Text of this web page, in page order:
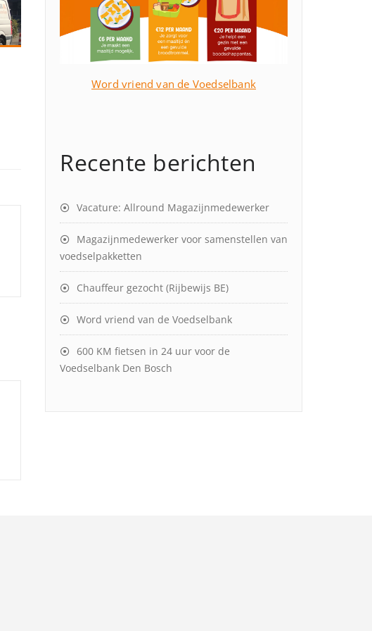
Word vriend van de Voedselbank
Recente berichten
Vacature: Allround Magazijnmedewerker
Magazijnmedewerker voor samenstellen van
voedselpakketten
Chauffeur gezocht (Rijbewijs BE)
Word vriend van de Voedselbank
600 KM fietsen in 24 uur voor de
Voedselbank Den Bosch